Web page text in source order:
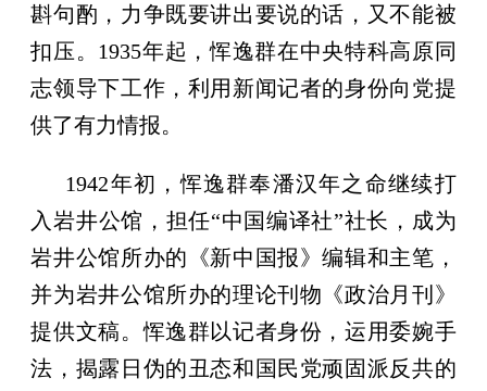
斟句酌，力争既要讲出要说的话，又不能被
扣压。1935年起，恽逸群在中央特科高原同
志领导下工作，利用新闻记者的身份向党提
供了有力情报。
1942年初，恽逸群奉潘汉年之命继续打
入岩井公馆，担任“中国编译社”社长，成为
岩井公馆所办的《新中国报》编辑和主笔，
并为岩井公馆所办的理论刊物《政治月刊》
提供文稿。恽逸群以记者身份，运用委婉手
法，揭露日伪的丑态和国民党顽固派反共的